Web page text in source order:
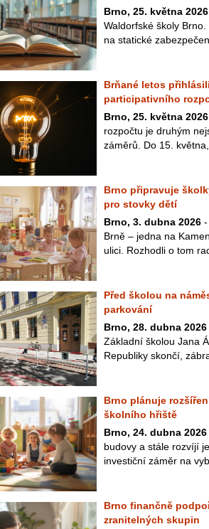
Brno, 25. května 2026
Waldorfské školy
na statické
Brňané letos
participativního
Brno, 25. května 2026
rozpočtu je druhým
záměrů. Do 15.
Brno připravuje
pro stovky dětí
Brno, 3. dubna 2026
Brně – jedna na
ulici. Rozhodli o tom
Před školou na
parkování
Brno, 28. dubna 2026
Základní školou Jana
Republiky skončí,
Brno plánuje
školního hřiště
Brno, 24. dubna 2026
budovy a stále rozvíjí
investiční záměr na
Brno finančně
zranitelných skupin